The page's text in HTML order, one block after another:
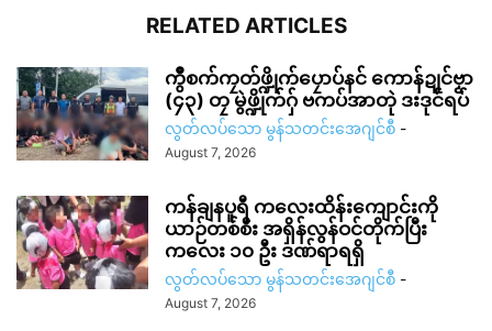
RELATED ARTICLES
ကွဳစက်ကၠတ်ဖ္ဍိုက်ပၠောပ်နင် ကောန်ဍုင်ဗၟာ
(၄၃) တၠ မွဲဖ္ဍိုက်ဂှ် ဗကပ်အာတုဲ ဒးဒုင်ရပ်
လွတ်လပ်သော မွန်သတင်းအေဂျင်စီ -
August 7, 2026
ကန်ချနပူရီ ကလေးထိန်းကျောင်းကို
ယာဉ်တစ်စီး အရှိန်လွန်ဝင်တိုက်ပြီး
ကလေး ၁၀ ဦး ဒဏ်ရာရရှိ
လွတ်လပ်သော မွန်သတင်းအေဂျင်စီ -
August 7, 2026